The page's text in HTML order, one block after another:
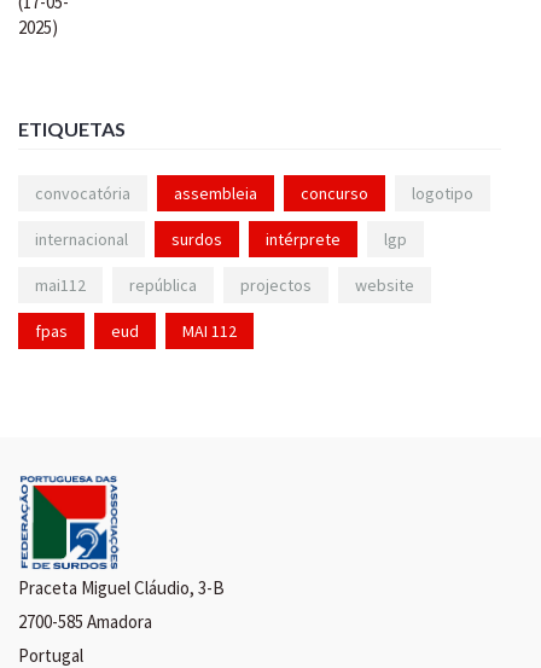
ETIQUETAS
convocatória assembleia concurso logotipo
internacional surdos intérprete lgp
mai112 república projectos website
fpas eud MAI 112
Praceta Miguel Cláudio, 3-B
2700-585 Amadora
Portugal